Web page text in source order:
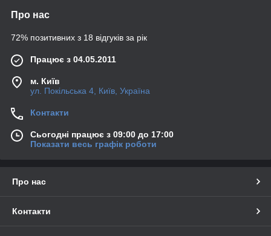
Про нас
72% позитивних з 18 відгуків за рік
Працює з 04.05.2011
м. Київ
ул. Покільська 4, Київ, Україна
Контакти
Сьогодні працює з 09:00 до 17:00
Показати весь графік роботи
Про нас
Контакти